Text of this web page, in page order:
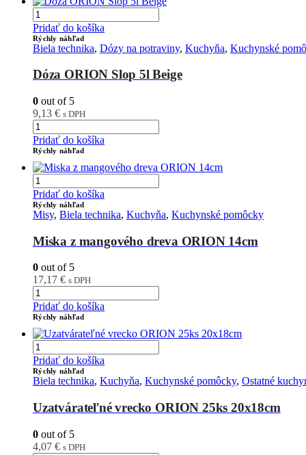
Pridať do košíka
Rýchly náhľad
Biela technika, Dózy na potraviny, Kuchyňa, Kuchynské
Dóza ORION Slop 5l Beige
0 out of 5
9,13 € s DPH
Pridať do košíka
Rýchly náhľad
Pridať do košíka
Rýchly náhľad
Misy, Biela technika, Kuchyňa, Kuchynské pomôcky
Miska z mangového dreva ORION 14cm
0 out of 5
17,17 € s DPH
Pridať do košíka
Rýchly náhľad
Pridať do košíka
Rýchly náhľad
Biela technika, Kuchyňa, Kuchynské pomôcky, Ostatné
Uzatvárateľné vrecko ORION 25ks 20x18cm
0 out of 5
4,07 € s DPH